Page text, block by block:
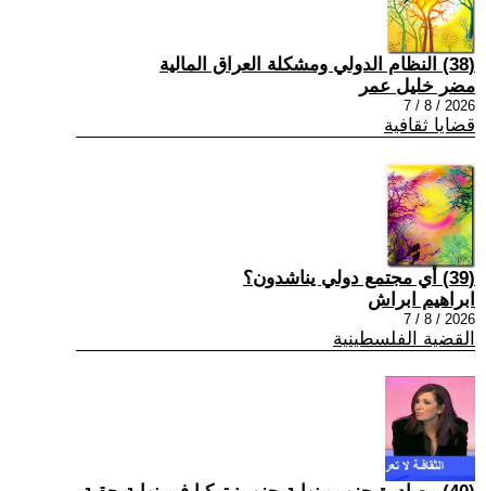
(38) النظام الدولي ومشكلة العراق المالية
مضر خليل عمر
2026 / 8 / 7
قضايا ثقافية
(39) أي مجتمع دولي يناشدون؟
ابراهيم ابراش
2026 / 8 / 7
القضية الفلسطينية